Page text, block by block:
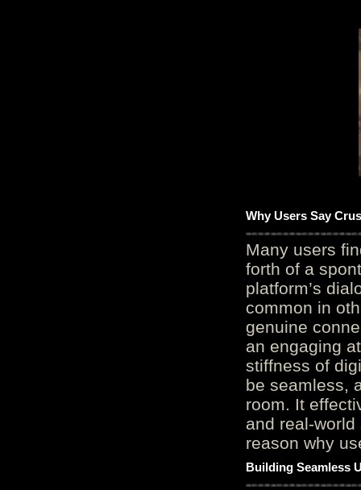
Why Users Say
Many users
forth of a
platform’s
common in
genuine
an engaging
stiffness of
be seamless,
room. It
and real-
reason why
Building Seamless